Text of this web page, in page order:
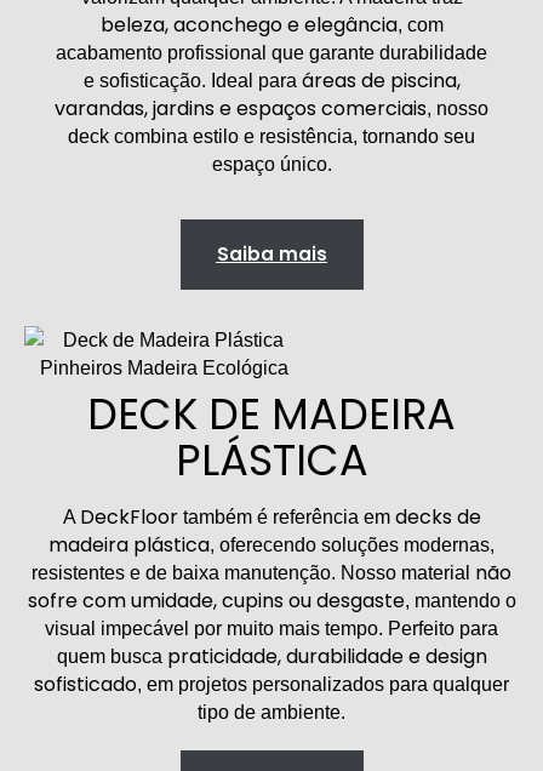
beleza, aconchego e elegância, com
acabamento profissional que garante durabilidade
e sofisticação. Ideal para áreas de piscina,
varandas, jardins e espaços comerciais, nosso
deck combina estilo e resistência, tornando seu
espaço único.
Saiba mais
DECK DE MADEIRA
PLÁSTICA
A DeckFloortambém é referência em decks de
madeira plástica, oferecendo soluções modernas,
resistentes e de baixa manutenção. Nosso material não
sofre com umidade, cupins ou desgaste, mantendo o
visual impecável por muito mais tempo. Perfeito para
quem busca praticidade, durabilidade e design
sofisticado, em projetos personalizados para qualquer
tipo de ambiente.